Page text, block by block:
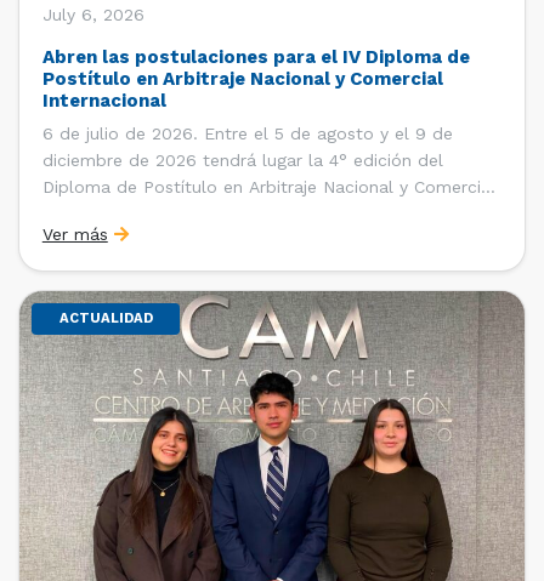
July 6, 2026
Abren las postulaciones para el IV Diploma de
Postítulo en Arbitraje Nacional y Comercial
Internacional
6 de julio de 2026. Entre el 5 de agosto y el 9 de
diciembre de 2026 tendrá lugar la 4° edición del
Diploma de Postítulo en Arbitraje Nacional y Comercial
Derecho Internacional de la Facultad de Derecho de la
Universidad de Chile y […]
Ver más
ACTUALIDAD